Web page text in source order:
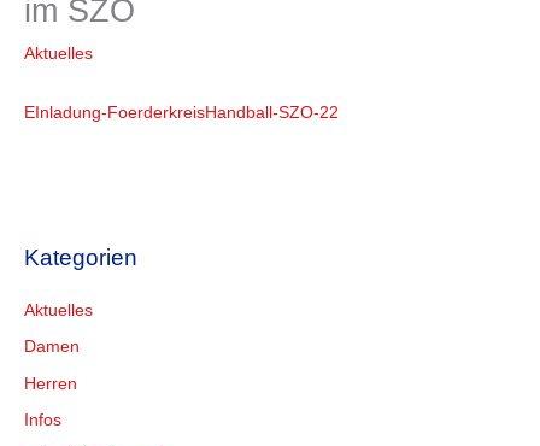
Kategorien
Aktuelles
Damen
Herren
Infos
im SZO
Aktuelles
EInladung-FoerderkreisHandball-SZO-22